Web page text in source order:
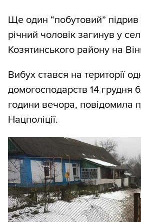
Ще один “побутовий” підрив
річний чоловік загинув у
Козятинського району на
Вибух стався на території
домогосподарств 14 грудня
години вечора, повідомила
Нацполіції.